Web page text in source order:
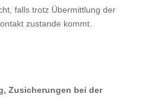
falls trotz Übermittlung der
zustande kommt.
Zusicherungen bei der